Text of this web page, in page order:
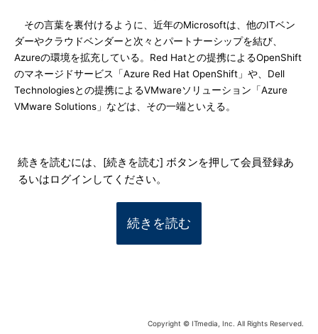
その言葉を裏付けるように、近年のMicrosoftは、他のITベン
ダーやクラウドベンダーと次々とパートナーシップを結び、
Azureの環境を拡充している。Red Hatとの提携によるOpenShift
のマネージドサービス「Azure Red Hat OpenShift」や、Dell
Technologiesとの提携によるVMwareソリューション「Azure
VMware Solutions」などは、その一端といえる。
続きを読むには、[続きを読む] ボタンを押して会員登録あ
るいはログインしてください。
続きを読む
Copyright © ITmedia, Inc. All Rights Reserved.